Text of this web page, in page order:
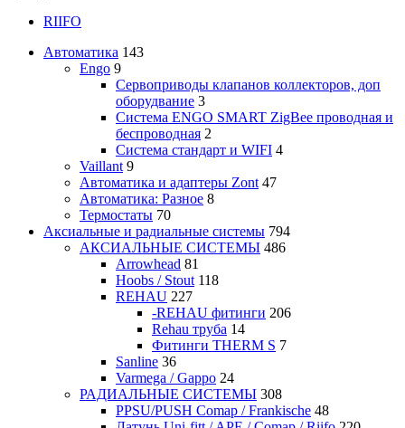
RIIFO
Автоматика 143
Engo 9
Сервоприводы клапанов коллекторов, доп
оборудвание 3
Система ENGO SMART ZigBee проводная и
беспроводная 2
Система стандарт и WIFI 4
Vaillant 9
Автоматика и адаптеры Zont 47
Автоматика: Разное 8
Термостаты 70
Аксиальные и радиальные системы 794
АКСИАЛЬНЫЕ СИСТЕМЫ 486
Arrowhead 81
Hoobs / Stout 118
REHAU 227
-REHAU фитинги 206
Rehau труба 14
Фитинги THERM S 7
Sanline 36
Varmega / Gappo 24
РАДИАЛЬНЫЕ СИСТЕМЫ 308
PPSU/PUSH Comap / Frankische 48